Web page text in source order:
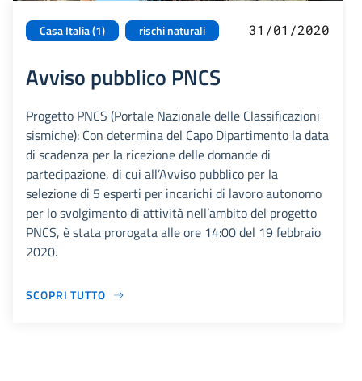
Casa Italia (1) rischi naturali 31/01/2020
Avviso pubblico PNCS
Progetto PNCS (Portale Nazionale delle Classificazioni
sismiche): Con determina del Capo Dipartimento la data
di scadenza per la ricezione delle domande di
partecipazione, di cui all’Avviso pubblico per la
selezione di 5 esperti per incarichi di lavoro autonomo
per lo svolgimento di attività nell’ambito del progetto
PNCS, è stata prorogata alle ore 14:00 del 19 febbraio
2020.
SCOPRI TUTTO